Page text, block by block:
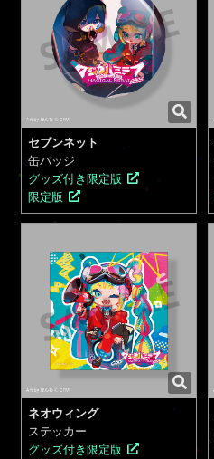
セブンネット
缶バッジ
グッズ付き限定版
限定版
ネオウィング
ステッカー
グッズ付き限定版